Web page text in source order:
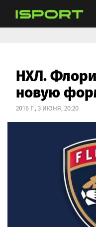
НХЛ.
новую
2016 Г., 3 ИЮНЯ, 20:20